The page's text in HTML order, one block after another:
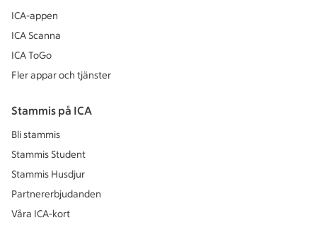
ICA-appen
ICA Scanna
ICA ToGo
Fler appar och tjänster
Stammis på ICA
Bli stammis
Stammis Student
Stammis Husdjur
Partnererbjudanden
Våra ICA-kort